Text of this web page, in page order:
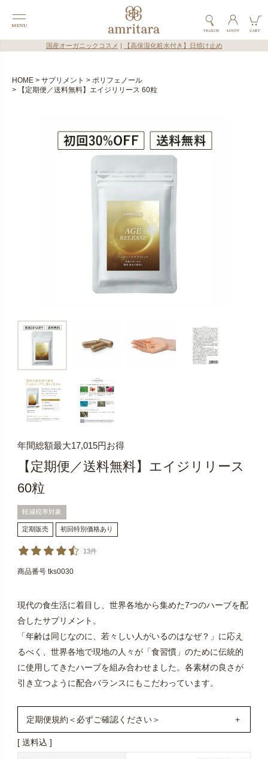
国産オーガニックコスメ 【高保湿化粧水付き】日焼け止め
HOME サプリメント
ポリフェノール
【定期便／送料無料】エイジリリース 60粒
年間総額最大17,015円お得
【定期便／送料無料】エイジリリース
60粒
軽減税率対象
定期販売 初回特別価格あり
13件
商品番号 tks0030
現代の食生活に着目し、世界各地から集めた7つのハーブを配
合したサプリメント。
「年齢は同じなのに、若々しい人がいるのはなぜ？」に応え
るべく、世界各地で現地の人々が「食習慣」のために伝統的
に使用してきたハーブを組み合わせました。各素材の良さが
引き立つように配合バランスにもこだわっています。
定期便規約＜必ずご確認ください＞
1年定期購入いただくと、通常購入より17,015円お得に！
送料込